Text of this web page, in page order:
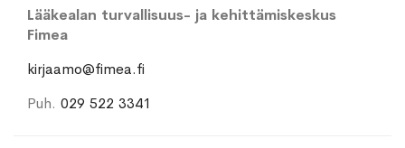
Lääkealan turvallisuus- ja kehittämiskeskus
Fimea
kirjaamo@fimea.fi
Puh. 029 522 3341